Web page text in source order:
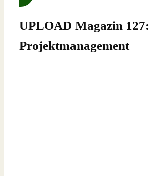
UPLOAD Magazin 127:
Projektmanagement